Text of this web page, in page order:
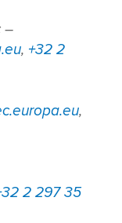
–
, +32 2
,
2 297 35